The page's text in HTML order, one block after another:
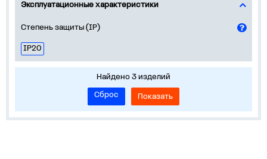
Эксплуатационные характеристики
Степень защиты (IP)
IP20
Найдено 3 изделий
Сброс
Показать